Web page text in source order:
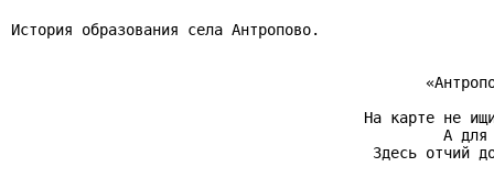
История образования села Антропово.
На карте не
А
Здесь отчий